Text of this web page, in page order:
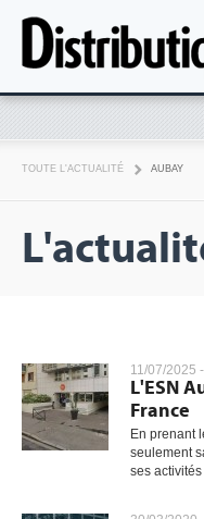
TOUTE L'ACTUALITÉ AUBAY
11/07/2025 -
L'ESN
France
En prenant
seulement
ses activités